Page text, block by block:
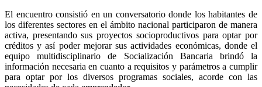
El encuentro consistió en un conversatorio donde los habitantes de
los diferentes sectores en el ámbito nacional participaron de manera
activa, presentando sus proyectos socioproductivos para optar por
créditos y así poder mejorar sus actividades económicas, donde el
equipo multidisciplinario de Socialización Bancaria brindó la
información necesaria en cuanto a requisitos y parámetros a cumplir
para optar por los diversos programas sociales, acorde con las